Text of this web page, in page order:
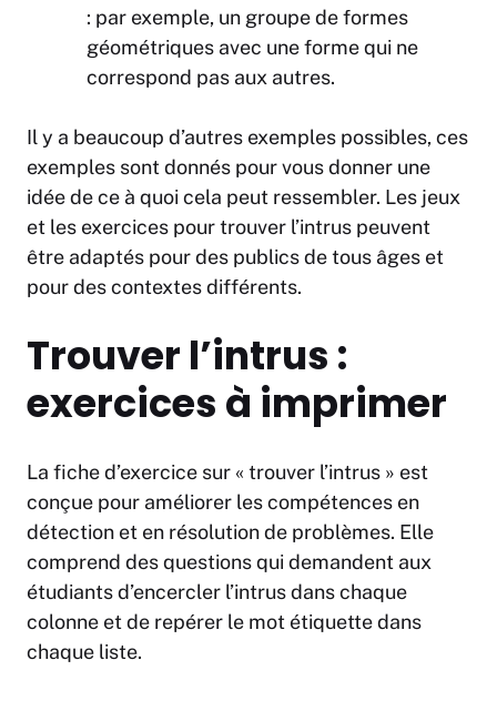
: par exemple, un groupe de formes
géométriques avec une forme qui ne
correspond pas aux autres.
Il y a beaucoup d’autres exemples possibles, ces
exemples sont donnés pour vous donner une
idée de ce à quoi cela peut ressembler. Les jeux
et les exercices pour trouver l’intrus peuvent
être adaptés pour des publics de tous âges et
pour des contextes différents.
Trouver l’intrus :
exercices à imprimer
La fiche d’exercice sur « trouver l’intrus » est
conçue pour améliorer les compétences en
détection et en résolution de problèmes. Elle
comprend des questions qui demandent aux
étudiants d’encercler l’intrus dans chaque
colonne et de repérer le mot étiquette dans
chaque liste.